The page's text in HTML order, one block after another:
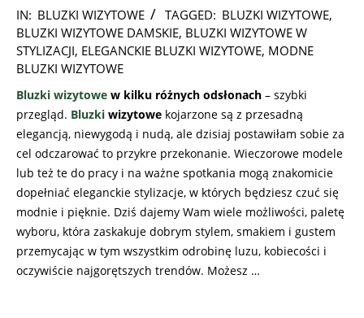
2026-
01-
22
IN: BLUZKI WIZYTOWE TAGGED: BLUZKI WIZYTOWE,
BLUZKI WIZYTOWE DAMSKIE, BLUZKI WIZYTOWE W
STYLIZACJI, ELEGANCKIE BLUZKI WIZYTOWE, MODNE
BLUZKI WIZYTOWE
Bluzki wizytowe w kilku różnych odsłonach – szybki
przegląd. Bluzki wizytowe kojarzone są z przesadną
elegancją, niewygodą i nudą, ale dzisiaj postawiłam sobie za
cel odczarować to przykre przekonanie. Wieczorowe modele
lub też te do pracy i na ważne spotkania mogą znakomicie
dopełniać eleganckie stylizacje, w których będziesz czuć się
modnie i pięknie. Dziś dajemy Wam wiele możliwości, paletę
wyboru, która zaskakuje dobrym stylem, smakiem i gustem
przemycając w tym wszystkim odrobinę luzu, kobiecości i
oczywiście najgorętszych trendów. Możesz …